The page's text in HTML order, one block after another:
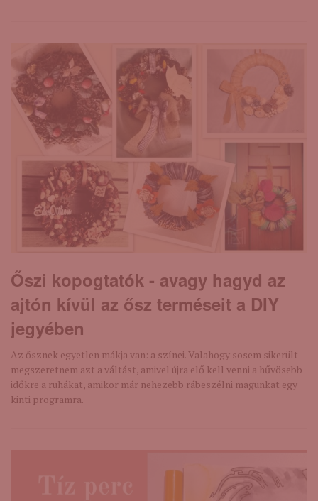
Őszi kopogtatók - avagy hagyd az
ajtón kívül az ősz terméseit a DIY
jegyében
Az ősznek egyetlen mákja van: a színei. Valahogy sosem sikerült
megszeretnem azt a váltást, amivel újra elő kell venni a hűvösebb
időkre a ruhákat, amikor már nehezebb rábeszélni magunkat egy
kinti programra.